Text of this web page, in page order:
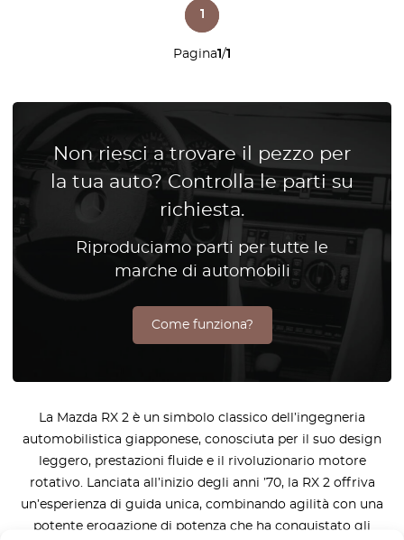
Pagina1/1
1
Non riesci a trovare il pezzo per
la tua auto? Controlla le parti su
richiesta.
Riproduciamo parti per tutte le
marche di automobili
Come funziona?
La Mazda RX 2 è un simbolo classico dell’ingegneria
automobilistica giapponese, conosciuta per il suo design
leggero, prestazioni fluide e il rivoluzionario motore
rotativo. Lanciata all’inizio degli anni ’70, la RX 2 offriva
un’esperienza di guida unica, combinando agilità con una
potente erogazione di potenza che ha conquistato gli